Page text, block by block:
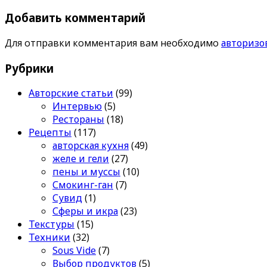
Добавить комментарий
Для отправки комментария вам необходимо
Рубрики
Авторские статьи (99)
Интервью(5)
Рестораны (18)
Рецепты (117)
авторская кухня(49)
желе и гели (27)
пены и муссы (10)
Смокинг-ган (7)
Сувид(1)
Сферы и икра(23)
Текстуры (15)
Техники (32)
Sous Vide(7)
Выбор продуктов(5)